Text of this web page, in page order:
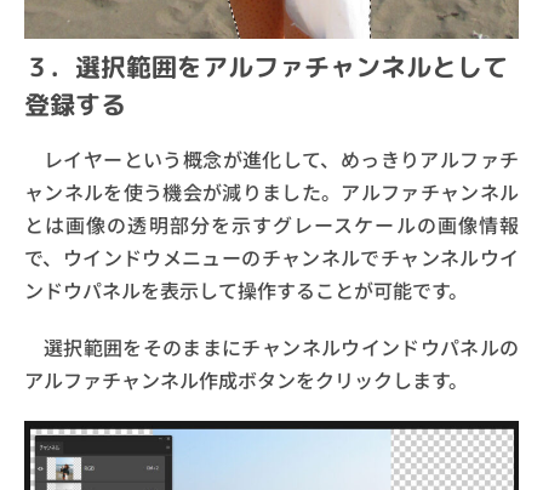
３．選択範囲をアルファチャンネルとして
登録する
レイヤーという概念が進化して、めっきりアルファチ
ャンネルを使う機会が減りました。アルファチャンネル
とは画像の透明部分を示すグレースケールの画像情報
で、ウインドウメニューのチャンネルでチャンネルウイ
ンドウパネルを表示して操作することが可能です。
選択範囲をそのままにチャンネルウインドウパネルの
アルファチャンネル作成ボタンをクリックします。